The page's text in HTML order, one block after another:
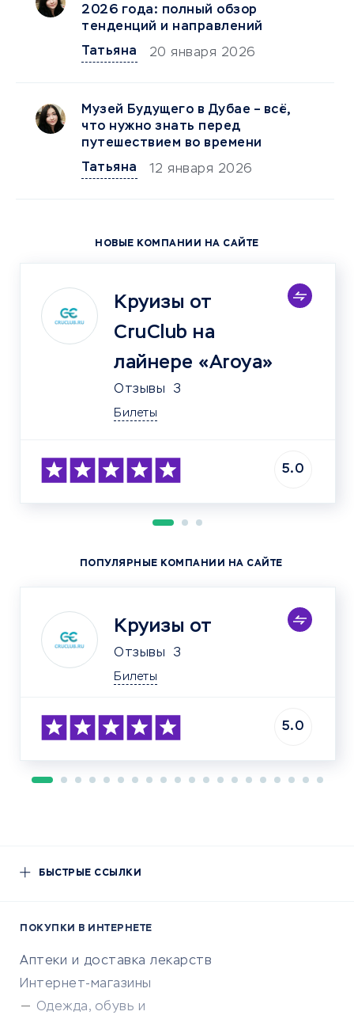
2026 года: полный обзор
тенденций и направлений
Татьяна
20 января 2026
Музей Будущего в Дубае – всё,
что нужно знать перед
путешествием во времени
Татьяна
12 января 2026
НОВЫЕ КОМПАНИИ НА САЙТЕ
Круизы от
CruClub на
лайнере «Aroya»
Отзывы 3
Билеты
5.0
ПОПУЛЯРНЫЕ КОМПАНИИ НА САЙТЕ
Круизы от
Отзывы 3
Билеты
5.0
БЫСТРЫЕ ССЫЛКИ
ПОКУПКИ В ИНТЕРНЕТЕ
Аптеки и доставка лекарств
Интернет-магазины
Одежда, обувь и